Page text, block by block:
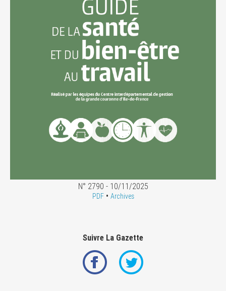
N° 2790 - 10/11/2025
PDF• Archives
Suivre La Gazette